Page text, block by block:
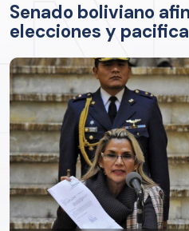
Senado boliviano
elecciones y